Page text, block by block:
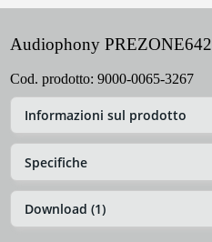
Audiophony PREZONE642
Cod. prodotto: 9000-0065-3267
Informazioni sul prodotto
Specifiche
Download (1)